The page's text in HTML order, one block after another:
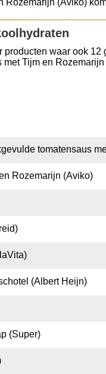
Rozemarijn (Aviko)
waar ook
Tijm en Rozemarijn
tomatensaus
Rozemarijn (Aviko)
(Albert Heijn)
(Super)